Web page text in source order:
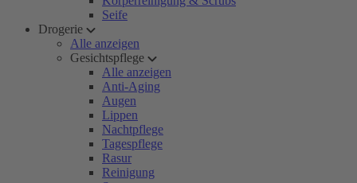
Seife
Drogerie
Alle anzeigen
Gesichtspflege
Alle anzeigen
Anti-Aging
Augen
Lippen
Nachtpflege
Tagespflege
Rasur
Reinigung